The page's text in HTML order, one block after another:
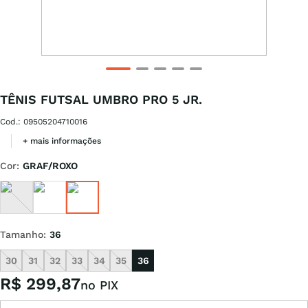
TÊNIS FUTSAL UMBRO PRO 5 JR.
Cod.: 09505204710016
+ mais informações
Cor: GRAF/ROXO
Tamanho: 36
30 31 32 33 34 35 36
R$ 299,87no PIX